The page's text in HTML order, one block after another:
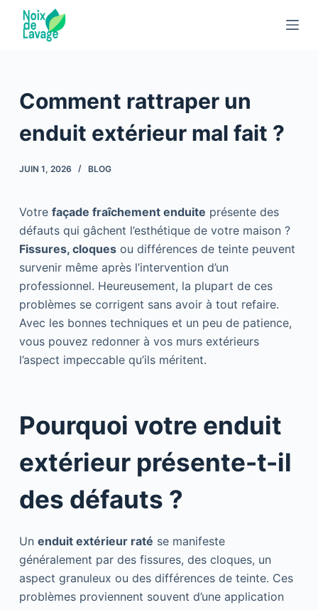
e
n
u
Comment rattraper un
enduit extérieur mal fait ?
JUIN 1, 2026 BLOG
Votre façade fraîchement enduite présente des
défauts qui gâchent l’esthétique de votre maison ?
Fissures, cloquesou différences de teinte peuvent
survenir même après l’intervention d’un
professionnel. Heureusement, la plupart de ces
problèmes se corrigent sans avoir à tout refaire.
Avec les bonnes techniques et un peu de patience,
vous pouvez redonner à vos murs extérieurs
l’aspect impeccable qu’ils méritent.
Pourquoi votre enduit
extérieur présente-t-il
des défauts ?
Un enduit extérieur raté se manifeste
généralement par des fissures, des cloques, un
aspect granuleux ou des différences de teinte. Ces
problèmes proviennent souvent d’une application